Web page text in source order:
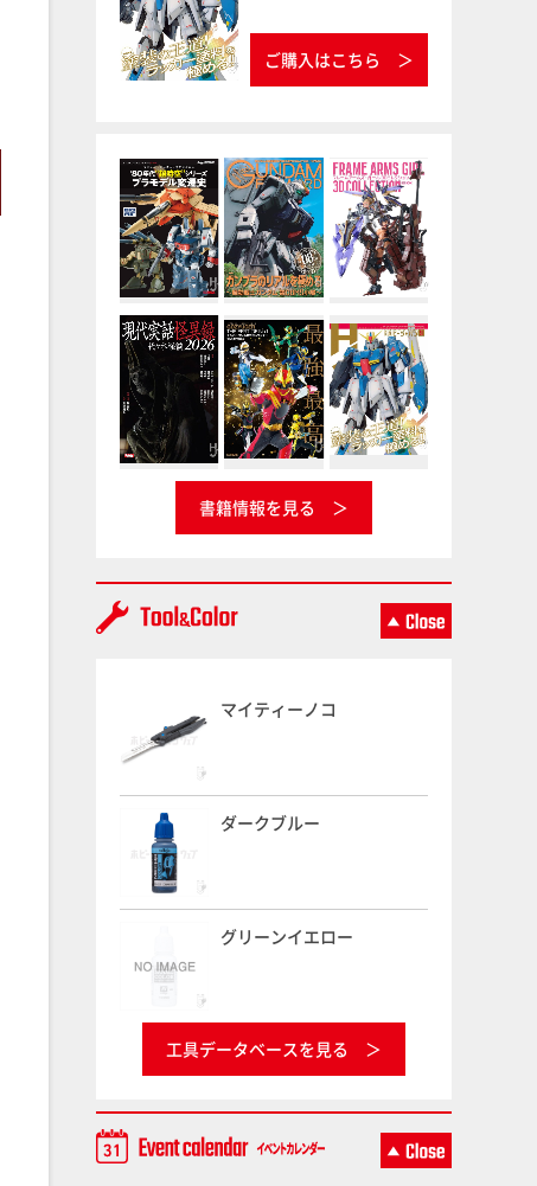
ご購入はこちら
書籍情報を見る
マイティーノコ
ダークブルー
グリーンイエロー
工具データベースを見る